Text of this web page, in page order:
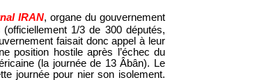
IRAN, organe du gouvernement
1/3 de 300 députés,
faisait donc appel à leur
position hostile après l’échec du
(la journée de 13 Âbân). Le
journée pour nier son isolement.